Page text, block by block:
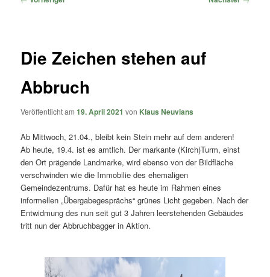
Die Zeichen stehen auf
Abbruch
Veröffentlicht am19. April 2021 von Klaus Neuvians
Ab Mittwoch, 21.04., bleibt kein Stein mehr auf dem anderen!
Ab heute, 19.4. ist es amtlich. Der markante (Kirch)Turm, einst
den Ort prägende Landmarke, wird ebenso von der Bildfläche
verschwinden wie die Immobilie des ehemaligen
Gemeindezentrums. Dafür hat es heute im Rahmen eines
informellen „Übergabegesprächs“ grünes Licht gegeben. Nach der
Entwidmung des nun seit gut 3 Jahren leerstehenden Gebäudes
tritt nun der Abbruchbagger in Aktion.